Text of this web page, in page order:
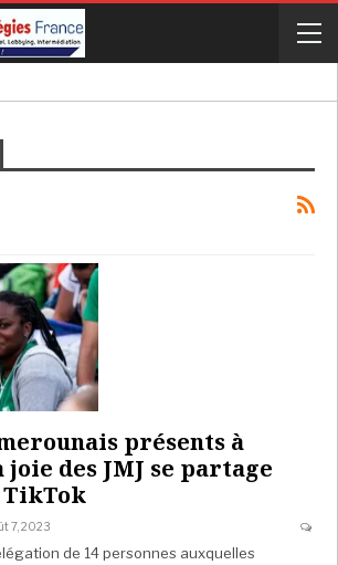
présents à
joie des JMJ se partage
7, 2023
de 14 personnes auxquelles